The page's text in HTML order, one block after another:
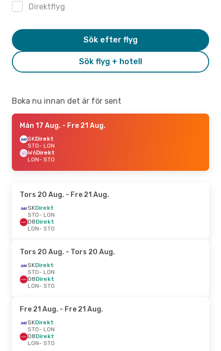
Direktflyg
Sök flyg + hotell
Sök efter flyg
Boka nu innan det är för sent
Mån 17 Aug. - Fre 21 Aug.
SKDirekt
STO- LON
W6Direkt
LON- STO
Tors 20 Aug. - Fre 21 Aug.
SKDirekt
STO- LON
D8Direkt
LON- STO
Tors 20 Aug. - Tors 20 Aug.
SKDirekt
STO- LON
D8Direkt
LON- STO
Fre 21 Aug. - Fre 21 Aug.
SKDirekt
STO- LON
D8Direkt
LON- STO